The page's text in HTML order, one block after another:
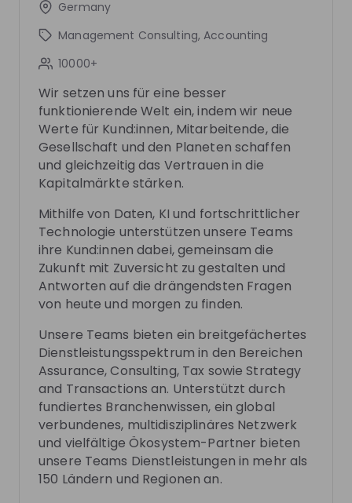
There are no upcoming live streams
Make sure to follow the company to receive their
updates on upcoming live streams!
Follow
Recordings
See all
1 month ago
02:20:08
Hiring now
EY Germany
Praxistipps statt Paragraphen - deine
Steuererklärung im Studium
Wann müssen Studierende ihre Steuererklärung
einreichen und wann lohnt es sich, dies freiwillig zu
tun? Was ist der steuerliche Unterschied zwischen
Erst- und Zweitstudium und was sind eigentlich
Sonderausgaben und Werbungskosten? Erhaltet
wertvolle Praxistipps von uns und wendet diese
direkt in einer Case Study an. Wir freuen uns auf
euch!
DE Business development + 4
Photos
Germany
Management Consulting, Accounting
10000+
Wir setzen uns für eine besser
funktionierende Welt ein, indem wir neue
Werte für Kund:innen, Mitarbeitende, die
Gesellschaft und den Planeten schaffen
und gleichzeitig das Vertrauen in die
Kapitalmärkte stärken.
Mithilfe von Daten, KI und fortschrittlicher
Technologie unterstützen unsere Teams
ihre Kund:innen dabei, gemeinsam die
Zukunft mit Zuversicht zu gestalten und
Antworten auf die drängendsten Fragen
von heute und morgen zu finden.
Unsere Teams bieten ein breitgefächertes
Dienstleistungsspektrum in den Bereichen
Assurance, Consulting, Tax sowie Strategy
and Transactions an. Unterstützt durch
fundiertes Branchenwissen, ein global
verbundenes, multidisziplinäres Netzwerk
und vielfältige Ökosystem-Partner bieten
unsere Teams Dienstleistungen in mehr als
150 Ländern und Regionen an.